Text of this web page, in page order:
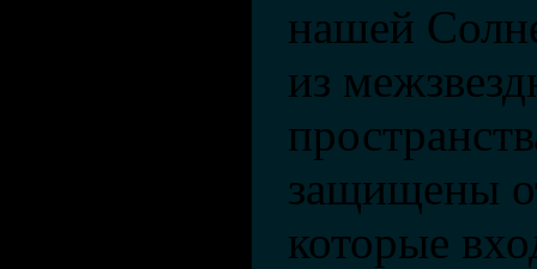
нашей
из
защищены
которые